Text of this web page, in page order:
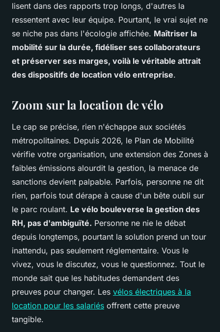
lisent dans des rapports trop longs, d'autres la
ressentent avec leur équipe. Pourtant, le vrai sujet ne
se niche pas dans l'écologie affichée. Maîtriser la
mobilité sur la durée, fidéliser ses collaborateurs
et préserver ses marges, voilà le véritable attrait
des dispositifs de location vélo entreprise.
Zoom sur la location de vélo
Le cap se précise, rien n'échappe aux sociétés
métropolitaines. Depuis 2026, le Plan de Mobilité
vérifie votre organisation, une extension des Zones à
faibles émissions alourdit la gestion, la menace de
sanctions devient palpable. Parfois, personne ne dit
rien, parfois tout dérape à cause d'un bête oubli sur
le parc roulant. Le vélo bouleverse la gestion des
RH, pas d'ambiguïté. Personne ne nie le débat
depuis longtemps, pourtant la solution prend un tour
inattendu, pas seulement réglementaire. Vous le
vivez, vous le discutez, vous le questionnez. Tout le
monde sait que les habitudes demandent des
preuves pour changer. Les vélos électriques à la
location pour les salariés offrent cette preuve
tangible.